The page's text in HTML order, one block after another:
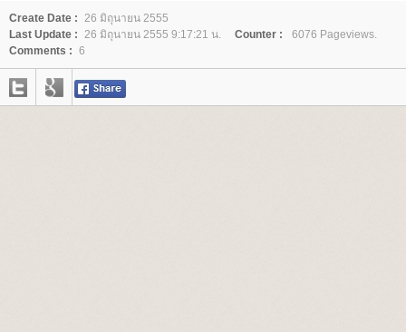
Create Date : 26 มิถุนายน 2555
Last Update : 26 มิถุนายน 2555 9:17:21 น. Counter :
6076 Pageviews.
Comments : 6